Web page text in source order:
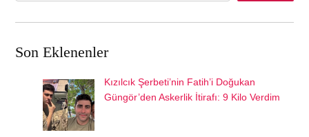
Son Eklenenler
Kızılcık Şerbeti’nin Fatih’i Doğukan
Güngör’den Askerlik İtirafı: 9 Kilo Verdim